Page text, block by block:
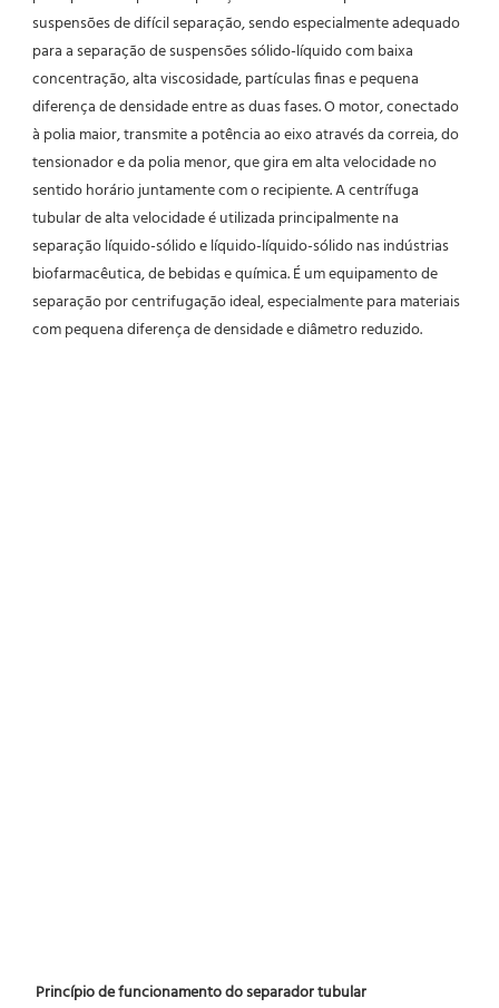
suspensões de difícil separação, sendo especialmente adequado
para a separação de suspensões sólido-líquido com baixa
concentração, alta viscosidade, partículas finas e pequena
diferença de densidade entre as duas fases. O motor, conectado
à polia maior, transmite a potência ao eixo através da correia, do
tensionador e da polia menor, que gira em alta velocidade no
sentido horário juntamente com o recipiente. A centrífuga
tubular de alta velocidade é utilizada principalmente na
separação líquido-sólido e líquido-líquido-sólido nas indústrias
biofarmacêutica, de bebidas e química. É um equipamento de
separação por centrifugação ideal, especialmente para materiais
com pequena diferença de densidade e diâmetro reduzido.
Princípio de funcionamento do separador tubular